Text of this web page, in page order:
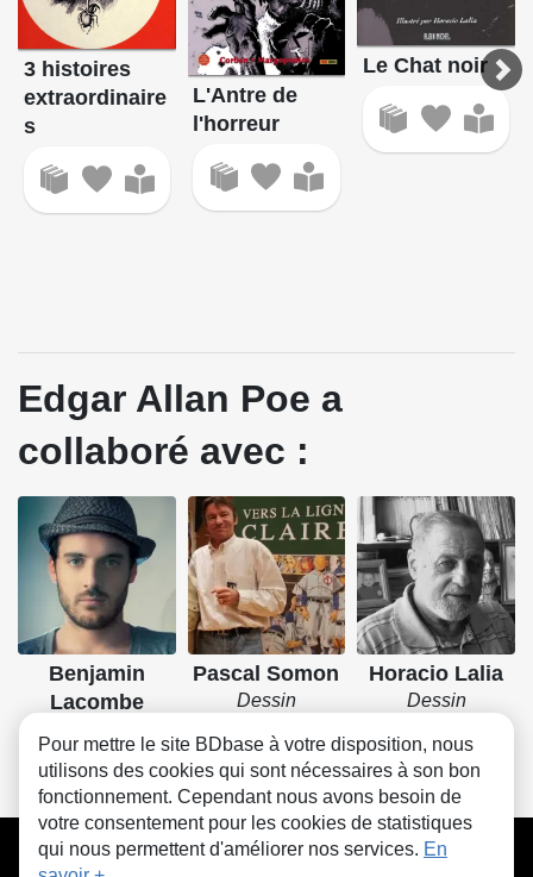
3 histoires
extraordinaire
s
L'Antre de
l'horreur
Le Chat noir
Edgar Allan Poe a
collaboré avec :
Benjamin
Lacombe
Pascal Somon
Dessin
Horacio Lalia
Dessin
CGU FAQ Contact Cookies
Pour mettre le site BDbase à votre disposition, nous
utilisons des cookies qui sont nécessaires à son bon
fonctionnement. Cependant nous avons besoin de
votre consentement pour les cookies de statistiques
qui nous permettent d'améliorer nos services. En